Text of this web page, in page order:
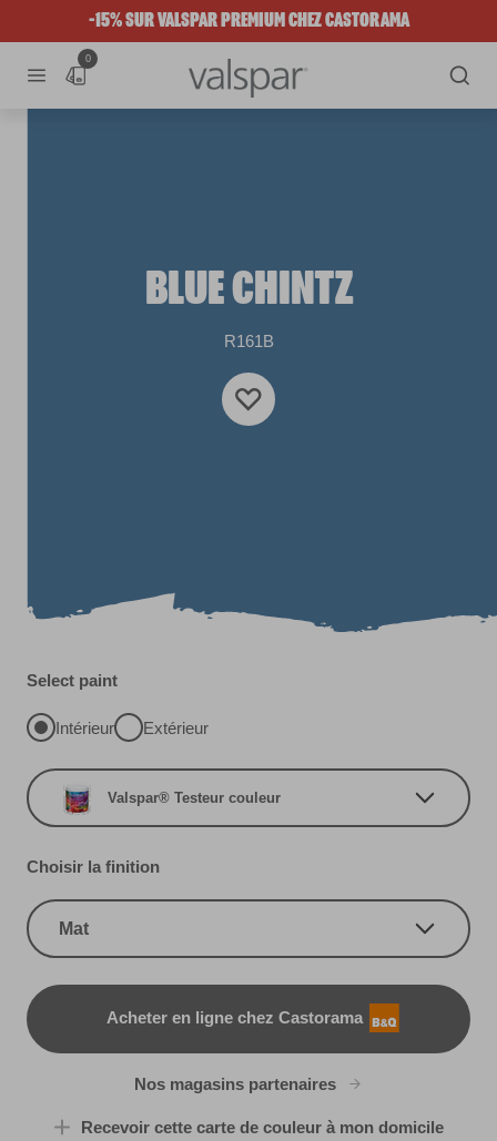
-15% SUR VALSPAR PREMIUM CHEZ CASTORAMA
0
BLUE CHINTZ
R161B
Select paint
Intérieur Extérieur
Valspar® Testeur couleur
Choisir la finition
Mat
Acheter en ligne chez Castorama
B&Q
Nos magasins partenaires
Recevoir cette carte de couleur à mon domicile